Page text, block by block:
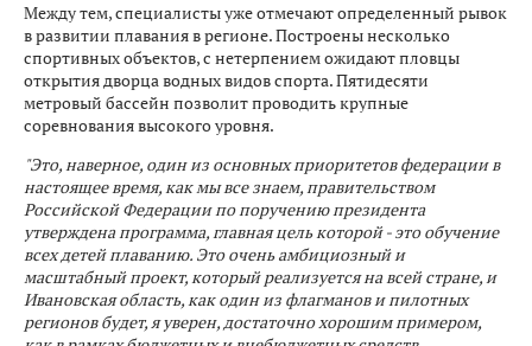
Между тем, специалисты уже отмечают определенный рывок
в развитии плавания в регионе. Построены несколько
спортивных объектов, с нетерпением ожидают пловцы
открытия дворца водных видов спорта. Пятидесяти
метровый бассейн позволит проводить крупные
соревнования высокого уровня.
"Это, наверное, один из основных приоритетов федерации в
настоящее время, как мы все знаем, правительством
Российской Федерации по поручению президента
утверждена программа, главная цель которой - это обучение
всех детей плаванию. Это очень амбициозный и
масштабный проект, который реализуется на всей стране, и
Ивановская область, как один из флагманов и пилотных
регионов будет, я уверен, достаточно хорошим примером,